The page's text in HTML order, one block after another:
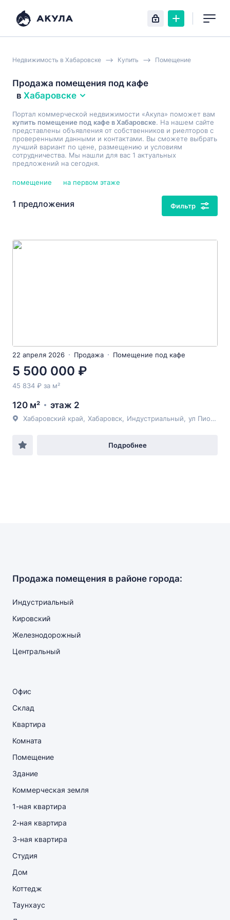
Недвижимость в Хабаровске Купить Помещение
Продажа помещения под кафе
в Хабаровске
Портал коммерческой недвижимости «Акула» поможет вам
купить помещение под кафе в Хабаровске. На нашем сайте
представлены объявления от собственников и риелторов с
проверенными данными и контактами. Вы сможете выбрать
лучший вариант по цене, размещению и условиям
сотрудничества. Мы нашли для вас 1 актуальных
предложений на сегодня.
помещение на первом этаже
1 предложения Фильтр
22 апреля 2026 Продажа Помещение под кафе
5 500 000 ₽
45 834 ₽ за м²
120 м² этаж 2
Хабаровский край Хабаровск Индустриальный ул Пионерская
Подробнее
Продажа помещения в районе города:
Индустриальный
Кировский
Железнодорожный
Центральный
Офис
Склад
Квартира
Комната
Помещение
Здание
Коммерческая земля
1-ная квартира
2-ная квартира
3-ная квартира
Студия
Дом
Коттедж
Таунхаус